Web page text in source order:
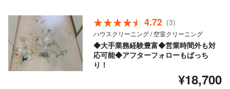
4.72 (3)
ハウスクリーニング / 空室クリーニング
◆大手業務経験豊富◆営業時間外も対
応可能◆アフターフォローもばっち
り！
¥18,700